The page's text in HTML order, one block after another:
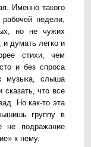
Именно такого
недели,
но не чужих
думать легко и
стихи, чем
и без спроса
музыка, слыша
что все
Но как-то эта
группу в
подражание
к нему.